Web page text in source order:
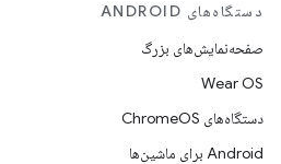
دستگاه‌های ANDROID
صفحه‌نمایش‌های بزرگ
Wear OS
دستگاه‌های ChromeOS
Android برای ماشین‌ها